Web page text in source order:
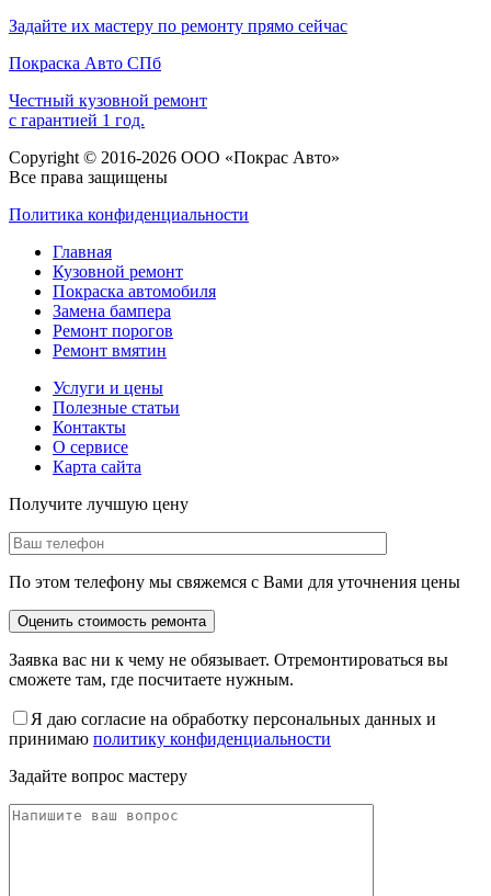
Задайте их мастеру по ремонту прямо сейчас
Покраска Авто СПб
Честный кузовной ремонт
с гарантией 1 год.
Copyright © 2016-2026 ООО «Покрас Авто»
Все права защищены
Политика конфиденциальности
Главная
Кузовной ремонт
Покраска автомобиля
Замена бампера
Ремонт порогов
Ремонт вмятин
Услуги и цены
Полезные статьи
Контакты
О сервисе
Карта сайта
Получите лучшую цену
По этом телефону мы свяжемся с Вами для уточнения цены
Заявка вас ни к чему не обязывает. Отремонтироваться вы
сможете там, где посчитаете нужным.
Я даю согласие на обработку персональных данных и
принимаю политику конфиденциальности
Задайте вопрос мастеру